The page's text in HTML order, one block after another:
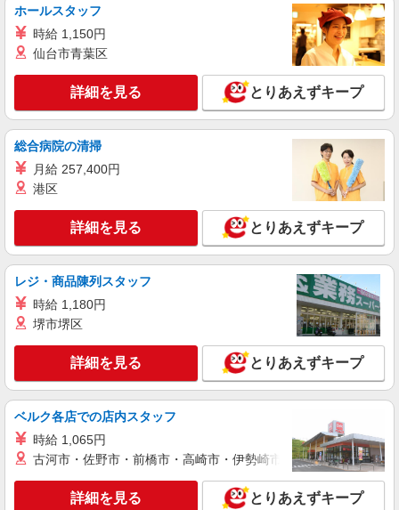
ホールスタッフ
時給 1,150円
仙台市青葉区
詳細を見る とりあえずキープ
総合病院の清掃
月給 257,400円
港区
詳細を見る とりあえずキープ
レジ・商品陳列スタッフ
時給 1,180円
堺市堺区
詳細を見る とりあえずキープ
ベルク各店での店内スタッフ
時給 1,065円
古河市・佐野市・前橋市・高崎市・伊勢崎市・太田市・館林市
詳細を見る とりあえずキープ